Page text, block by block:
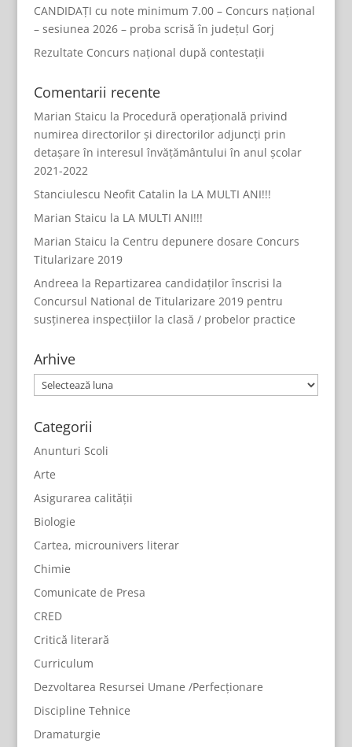
CANDIDAȚI cu note minimum 7.00 – Concurs național
– sesiunea 2026 – proba scrisă în județul Gorj
Rezultate Concurs național după contestații
Comentarii recente
Marian Staicu la Procedură operațională privind
numirea directorilor și directorilor adjuncți prin
detașare în interesul învățământului în anul școlar
2021-2022
Stanciulescu Neofit Catalin la LA MULTI ANI!!!
Marian Staicu la LA MULTI ANI!!!
Marian Staicu la Centru depunere dosare Concurs
Titularizare 2019
Andreea la Repartizarea candidaților înscrisi la
Concursul National de Titularizare 2019 pentru
susținerea inspecțiilor la clasă / probelor practice
Arhive
Arhive
Categorii
Anunturi Scoli
Arte
Asigurarea calității
Biologie
Cartea, microunivers literar
Chimie
Comunicate de Presa
CRED
Critică literară
Curriculum
Dezvoltarea Resursei Umane /Perfecționare
Discipline Tehnice
Dramaturgie